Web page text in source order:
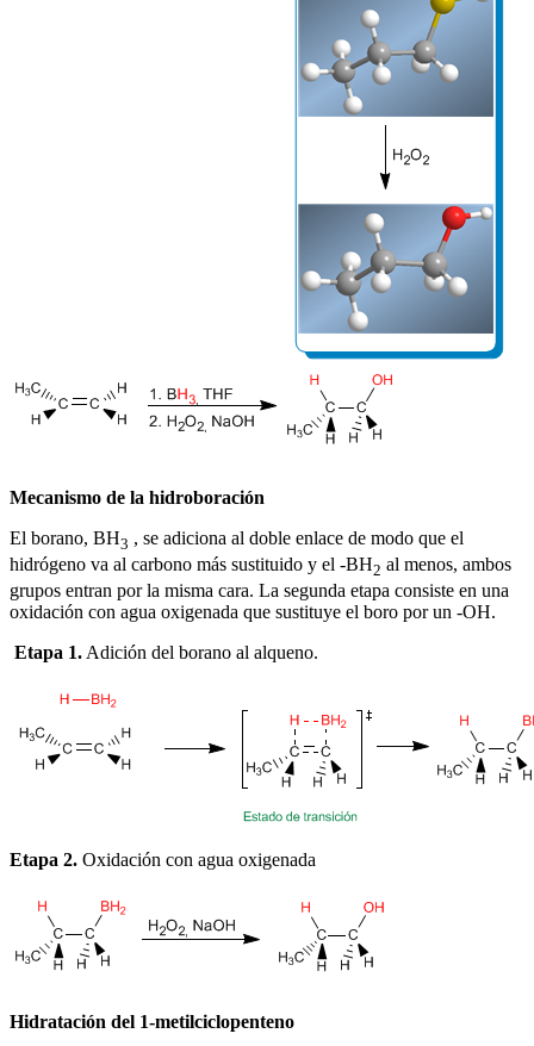
Mecanismo de la hidroboración
El borano, BH3 , se adiciona al doble enlace de modo que el
hidrógeno va al carbono más sustituido y el -BH2 al menos, ambos
grupos entran por la misma cara. La segunda etapa consiste en una
oxidación con agua oxigenada que sustituye el boro por un -OH.
Etapa 1. Adición del borano al alqueno.
Etapa 2. Oxidación con agua oxigenada
Hidratación del 1-metilciclopenteno